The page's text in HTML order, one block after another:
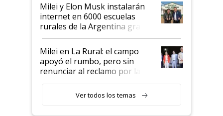
Milei y Elon Musk instalarán
internet en 6000 escuelas
rurales de la Argentina gracias
a un acuerdo con Starlink
Milei en La Rural: el campo
apoyó el rumbo, pero sin
renunciar al reclamo por las
Ver todos los temas